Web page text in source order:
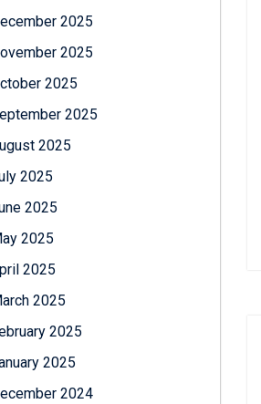
2025
2025
2025
2025
2025
2025
2025
2025
2025
2025
2025
2025
2024